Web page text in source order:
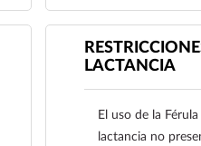
LACTANCIA
El uso de la
lactancia no